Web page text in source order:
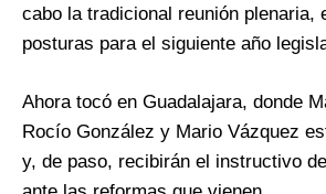
cabo la tradicional reunión plenaria,
posturas para el siguiente año
Ahora tocó en Guadalajara, donde
Rocío González y Mario Vázquez
y, de paso, recibirán el instructivo